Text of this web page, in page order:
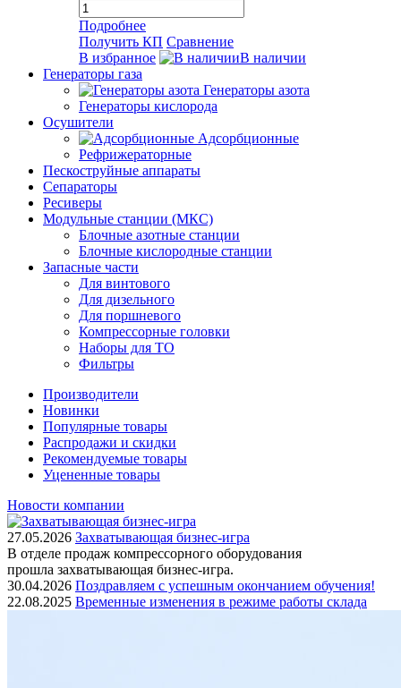
Подробнее
Получить КП Сравнение
В избранное
В наличии
Генераторы газа
Генераторы азота
Генераторы кислорода
Осушители
Адсорбционные
Рефрижераторные
Пескоструйные аппараты
Сепараторы
Ресиверы
Модульные станции (МКС)
Блочные азотные станции
Блочные кислородные станции
Запасные части
Для винтового
Для дизельного
Для поршневого
Компрессорные головки
Наборы для ТО
Фильтры
Производители
Новинки
Популярные товары
Распродажи и скидки
Рекомендуемые товары
Уцененные товары
Новости компании
27.05.2026 Захватывающая бизнес-игра
В отделе продаж компрессорного оборудования
прошла захватывающая бизнес-игра.
30.04.2026 Поздравляем с успешным окончанием обучения!
22.08.2025 Временные изменения в режиме работы склада